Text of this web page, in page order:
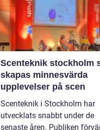
Scenteknik stockholm så
skapas minnesvärda
upplevelser på scen
Scenteknik i Stockholm har
utvecklats snabbt under de
senaste åren. Publiken